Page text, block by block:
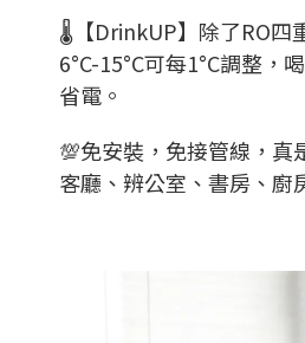
🌡️【DrinkUP】除了RO四
6°C-15°C可每1°C調整
省電。
💯免安裝，免接管線，真
客廳、辨公室、書房、廚